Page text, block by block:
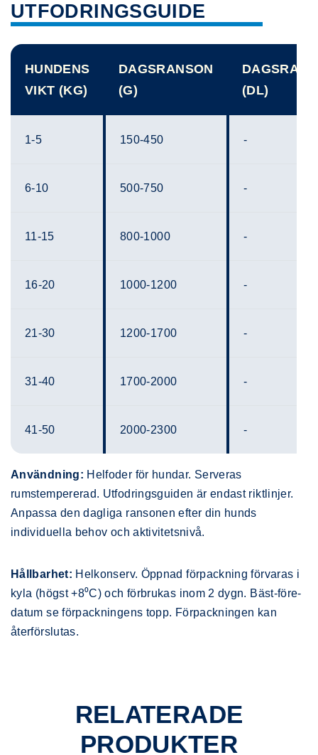
UTFODRINGSGUIDE
HUNDENS
VIKT (KG)
DAGSRANSON
(G)
(DL)
1-5 150-450 -
6-10 500-750 -
11-15 800-1000 -
16-20 1000-1200 -
21-30 1200-1700 -
31-40 1700-2000 -
41-50 2000-2300 -
Användning: Helfoder för hundar. Serveras
rumstempererad. Utfodringsguiden är endast riktlinjer.
Anpassa den dagliga ransonen efter din hunds
individuella behov och aktivitetsnivå.
Hållbarhet: Helkonserv. Öppnad förpackning förvaras i
kyla (högst +8⁰C) och förbrukas inom 2 dygn. Bäst-före-
datum se förpackningens topp. Förpackningen kan
återförslutas.
RELATERADE
PRODUKTER